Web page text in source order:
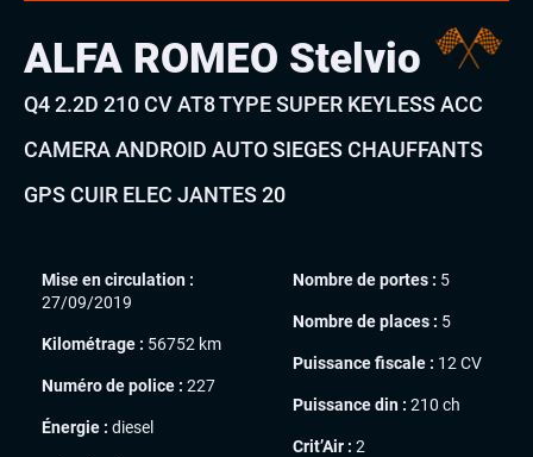
ALFA ROMEO Stelvio
Q4 2.2D 210 CV AT8 TYPE SUPER KEYLESS ACC
CAMERA ANDROID AUTO SIEGES CHAUFFANTS
GPS CUIR ELEC JANTES 20
Mise en circulation :
27/09/2019
Kilométrage : 56752 km
Numéro de police : 227
Énergie : diesel
Nombre de portes : 5
Nombre de places : 5
Puissance fiscale : 12 CV
Puissance din : 210 ch
Crit’Air : 2